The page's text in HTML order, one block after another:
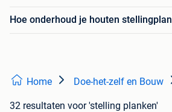
Hoe onderhoud je houten
Home Doe-het-zelf en Bouw
32 resultaten voor 'stelling planken'